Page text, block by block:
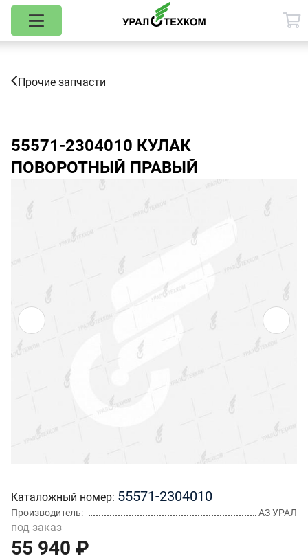
Прочие запчасти
55571-2304010 КУЛАК
ПОВОРОТНЫЙ ПРАВЫЙ
Каталожный номер 55571-2304010
Производитель АЗ УРАЛ
под заказ
55 940 ₽